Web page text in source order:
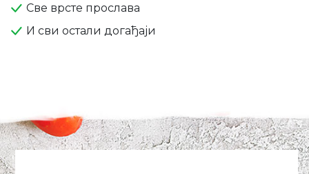
Све врсте прослава
И сви остали догађаји
'